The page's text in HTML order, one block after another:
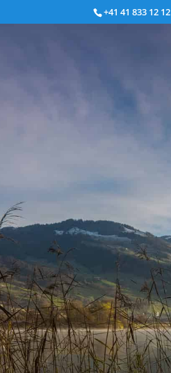
+41 41 833 12 12